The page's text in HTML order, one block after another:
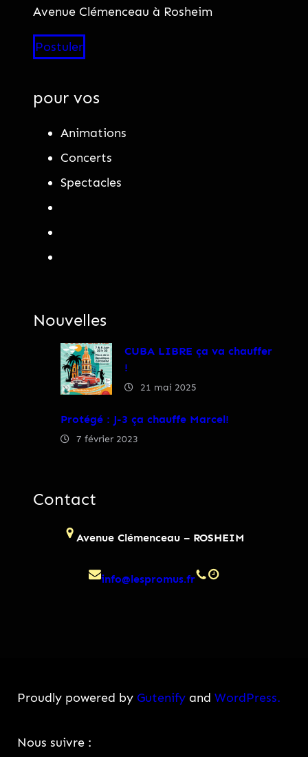
Avenue Clémenceau à Rosheim
Postuler
pour vos
Animations
Concerts
Spectacles
Nouvelles
CUBA LIBRE ça va chauffer
!
21 mai 2025
Protégé : J-3 ça chauffe Marcel!
7 février 2023
Contact
Avenue Clémenceau – ROSHEIM
info@lespromus.fr
Proudly powered by Gutenify and WordPress.
Nous suivre :